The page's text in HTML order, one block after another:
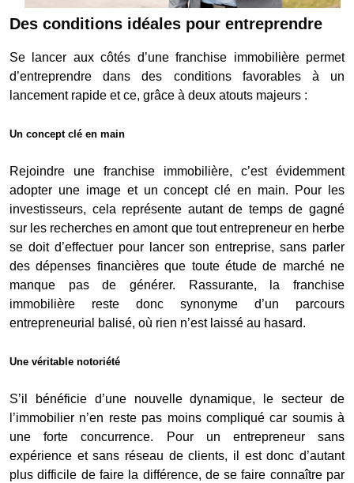
Des conditions idéales pour entreprendre
Se lancer aux côtés d’une franchise immobilière permet
d’entreprendre dans des conditions favorables à un
lancement rapide et ce, grâce à deux atouts majeurs :
Un concept clé en main
Rejoindre une franchise immobilière, c’est évidemment
adopter une image et un concept clé en main. Pour les
investisseurs, cela représente autant de temps de gagné
sur les recherches en amont que tout entrepreneur en herbe
se doit d’effectuer pour lancer son entreprise, sans parler
des dépenses financières que toute étude de marché ne
manque pas de générer. Rassurante, la franchise
immobilière reste donc synonyme d’un parcours
entrepreneurial balisé, où rien n’est laissé au hasard.
Une véritable notoriété
S’il bénéficie d’une nouvelle dynamique, le secteur de
l’immobilier n’en reste pas moins compliqué car soumis à
une forte concurrence. Pour un entrepreneur sans
expérience et sans réseau de clients, il est donc d’autant
plus difficile de faire la différence, de se faire connaître par